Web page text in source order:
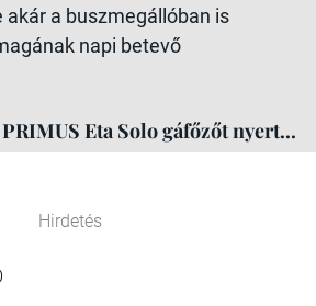
a buszmegállóban is
napi betevő
PRIMUS Eta Solo gáfőzőt nyert...
Hirdetés